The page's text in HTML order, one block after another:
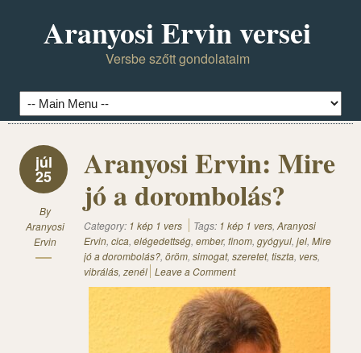
Aranyosi Ervin versei
Versbe szőtt gondolataim
júl
25
By
Aranyosi
Ervin
Aranyosi Ervin: Mire
jó a dorombolás?
Category: 1 kép 1 vers Tags: 1 kép 1 vers, Aranyosi
Ervin, cica, elégedettség, ember, finom, gyógyul, jel, Mire
jó a dorombolás?, öröm, simogat, szeretet, tiszta, vers,
vibrálás, zenél Leave a Comment